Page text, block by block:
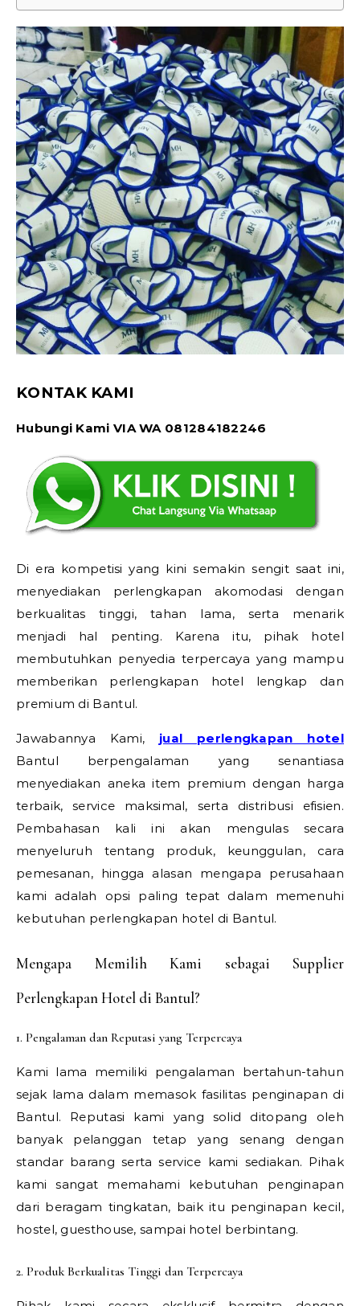
KONTAK KAMI
Hubungi Kami VIA WA 081284182246
Di era kompetisi yang kini semakin sengit saat ini,
menyediakan perlengkapan akomodasi dengan
berkualitas tinggi, tahan lama, serta menarik
menjadi hal penting. Karena itu, pihak hotel
membutuhkan penyedia terpercaya yang mampu
memberikan perlengkapan hotel lengkap dan
premium di Bantul.
Jawabannya Kami, jual perlengkapan hotel
Bantul berpengalaman yang senantiasa
menyediakan aneka item premium dengan harga
terbaik, service maksimal, serta distribusi efisien.
Pembahasan kali ini akan mengulas secara
menyeluruh tentang produk, keunggulan, cara
pemesanan, hingga alasan mengapa perusahaan
kami adalah opsi paling tepat dalam memenuhi
kebutuhan perlengkapan hotel di Bantul.
Mengapa Memilih Kami sebagai Supplier
Perlengkapan Hotel di Bantul?
1. Pengalaman dan Reputasi yang Terpercaya
Kami lama memiliki pengalaman bertahun-tahun
sejak lama dalam memasok fasilitas penginapan di
Bantul. Reputasi kami yang solid ditopang oleh
banyak pelanggan tetap yang senang dengan
standar barang serta service kami sediakan. Pihak
kami sangat memahami kebutuhan penginapan
dari beragam tingkatan, baik itu penginapan kecil,
hostel, guesthouse, sampai hotel berbintang.
2. Produk Berkualitas Tinggi dan Terpercaya